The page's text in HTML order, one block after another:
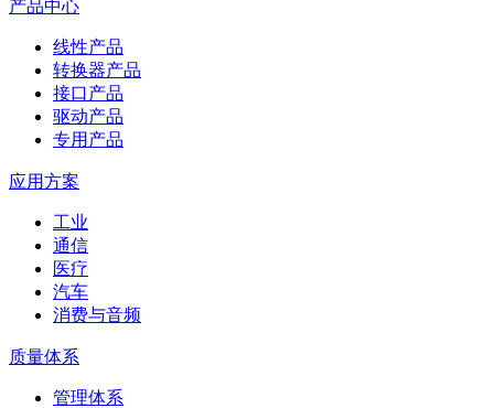
产品中心
线性产品
转换器产品
接口产品
驱动产品
专用产品
应用方案
工业
通信
医疗
汽车
消费与音频
质量体系
管理体系